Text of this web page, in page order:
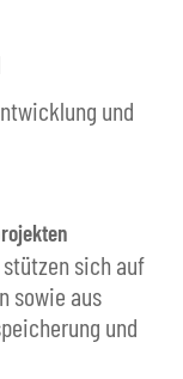
und
sich auf
sowie aus
und